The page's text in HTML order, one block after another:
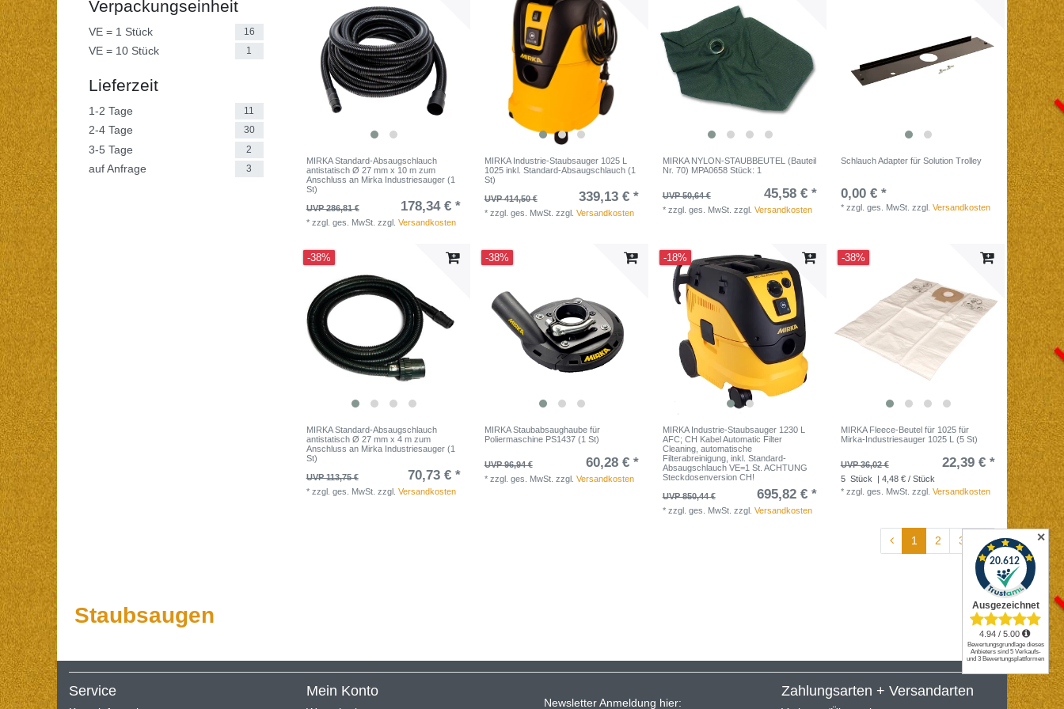
Verpackungseinheit
VE = 1 Stück 16
VE = 10 Stück 1
Lieferzeit
1-2 Tage 11
2-4 Tage 30
3-5 Tage 2
auf Anfrage 3
MIRKA Standard-Absaugschlauch
antistatisch Ø 27 mm x 10 m zum
Anschluss an Mirka Industriesauger (1
St)
UVP 286,81 €
178,34 € *
* zzgl. ges. MwSt. zzgl. Versandkosten
MIRKA Industrie-Staubsauger 1025 L
1025 inkl. Standard-Absaugschlauch (1
St)
UVP 414,50 €
339,13 € *
* zzgl. ges. MwSt. zzgl. Versandkosten
MIRKA NYLON-STAUBBEUTEL (Bauteil
Nr. 70) MPA0658 Stück: 1
UVP 50,64 € 45,58 € *
* zzgl. ges. MwSt. zzgl. Versandkosten
Schlauch Adapter für Solution Trolley
0,00 € *
* zzgl. ges. MwSt. zzgl. Versandkosten
-38%
MIRKA Standard-Absaugschlauch
antistatisch Ø 27 mm x 4 m zum
Anschluss an Mirka Industriesauger (1
St)
UVP 113,75 €
70,73 € *
* zzgl. ges. MwSt. zzgl. Versandkosten
-38%
MIRKA Staubabsaughaube für
Poliermaschine PS1437 (1 St)
UVP 96,94 € 60,28 € *
* zzgl. ges. MwSt. zzgl. Versandkosten
-18%
MIRKA Industrie-Staubsauger 1230 L
AFC; CH Kabel Automatic Filter
Cleaning, automatische
Filterabreinigung, inkl. Standard-
Absaugschlauch VE=1 St. ACHTUNG
Steckdosenversion CH!
UVP 850,44 €
695,82 € *
* zzgl. ges. MwSt. zzgl. Versandkosten
-38%
MIRKA Fleece-Beutel für 1025 für
Mirka-Industriesauger 1025 L (5 St)
UVP 36,02 € 22,39 € *
5 Stück
| 4,48 € / Stück
* zzgl. ges. MwSt. zzgl. Versandkosten
1 2 3
Staubsaugen
Service Mein Konto
Newsletter Anmeldung hier:
Zahlungsarten + Versandarten
✕